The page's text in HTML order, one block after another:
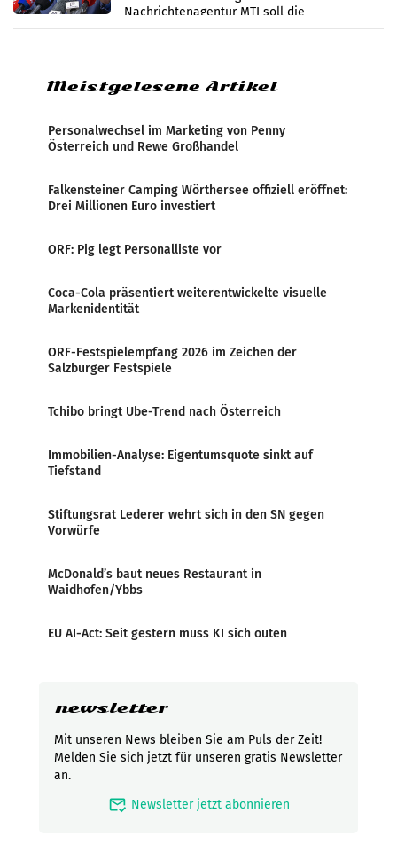
Nachrichtenagentur MTI soll die
systematische Nachrichten-Manipulation und
Meistgelesene Artikel
Personalwechsel im Marketing von Penny
Österreich und Rewe Großhandel
Falkensteiner Camping Wörthersee offiziell eröffnet:
Drei Millionen Euro investiert
ORF: Pig legt Personalliste vor
Coca-Cola präsentiert weiterentwickelte visuelle
Markenidentität
ORF-Festspielempfang 2026 im Zeichen der
Salzburger Festspiele
Tchibo bringt Ube-Trend nach Österreich
Immobilien-Analyse: Eigentumsquote sinkt auf
Tiefstand
Stiftungsrat Lederer wehrt sich in den SN gegen
Vorwürfe
McDonald’s baut neues Restaurant in
Waidhofen/Ybbs
EU AI-Act: Seit gestern muss KI sich outen
newsletter
Mit unseren News bleiben Sie am Puls der Zeit!
Melden Sie sich jetzt für unseren gratis Newsletter
an.
mark_email_read Newsletter jetzt abonnieren